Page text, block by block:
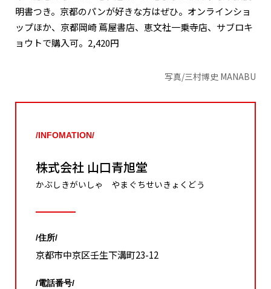
明書つき。京都のパンが好きな方はぜひ。オンラインショ
ップほか、京都岡崎 蔦屋書店、恵文社一乗寺店、サブロキ
ョウトで購入可。2,420円
写真/三村博史 MANABU
/INFOMATION/
株式会社 山口青旭堂
かぶしきがいしゃ やまぐちせいきょくどう
/住所/
京都市中京区壬生下溝町23-12
/電話番号/